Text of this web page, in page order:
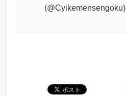
(@Cyikemensengoku)